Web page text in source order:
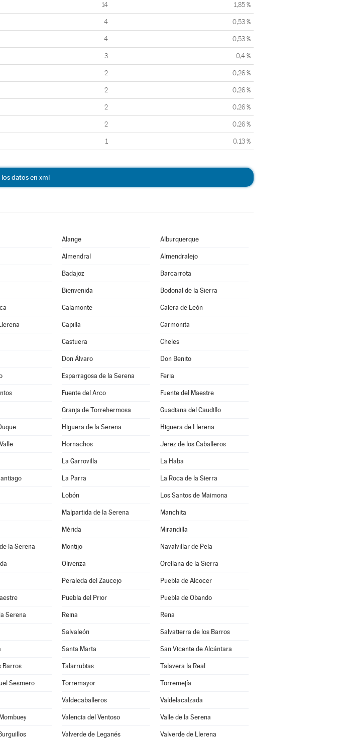
14 1,85 %
4 0,53 %
4 0,53 %
3 0,4 %
2 0,26 %
2 0,26 %
2 0,26 %
2 0,26 %
1 0,13 %
datos en xml
Alange Alburquerque
Almendral Almendralejo
Badajoz Barcarrota
Bienvenida Bodonal de la Sierra
Calamonte Calera de León
Capilla Carmonita
Castuera Cheles
Don Álvaro Don Benito
Esparragosa de la Serena Feria
Fuente del Arco Fuente del Maestre
Granja de Torrehermosa Guadiana del Caudillo
Higuera de la Serena Higuera de Llerena
Hornachos Jerez de los Caballeros
La Garrovilla La Haba
La Parra La Roca de la Sierra
Lobón Los Santos de Maimona
Malpartida de la Serena Manchita
Mérida Mirandilla
la Serena Montijo Navalvillar de Pela
Olivenza Orellana de la Sierra
Peraleda del Zaucejo Puebla de Alcocer
Puebla del Prior Puebla de Obando
Serena Reina Rena
Salvaleón Salvatierra de los Barros
Santa Marta San Vicente de Alcántara
Barros Talarrubias Talavera la Real
Sesmero Torremayor Torremejía
Valdecaballeros Valdelacalzada
Valencia del Ventoso Valle de la Serena
Valverde de Leganés Valverde de Llerena